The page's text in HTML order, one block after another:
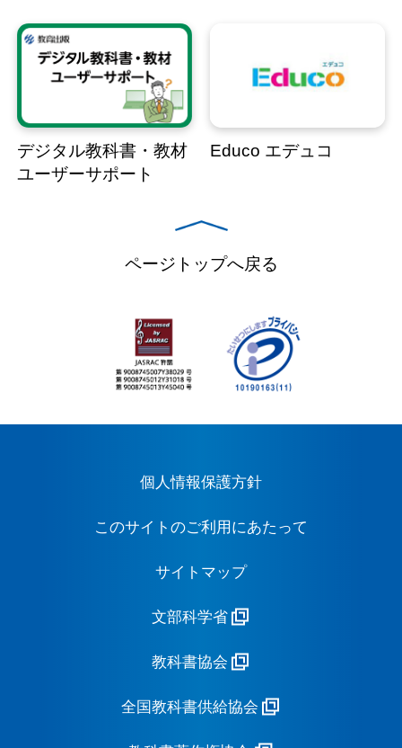
デジタル教科書・教材
ユーザーサポート
Educo エデュコ
ページトップへ戻る
個人情報保護方針
このサイトのご利用にあたって
サイトマップ
文部科学省
教科書協会
全国教科書供給協会